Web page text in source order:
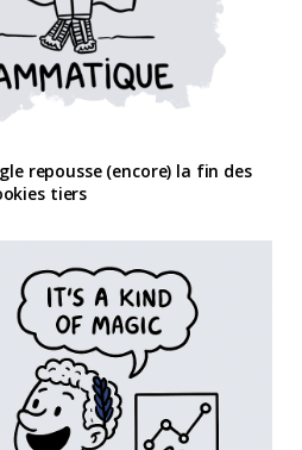
repousse (encore) la fin des
tiers